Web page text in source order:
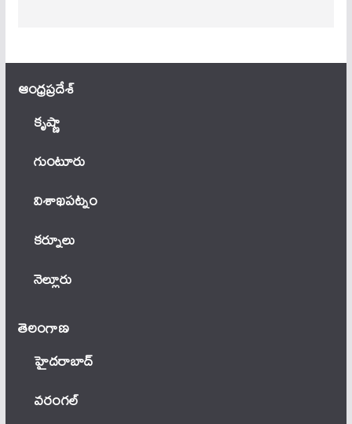
ఆంధ్ర‌ప్ర‌దేశ్
కృష్ణా
గుంటూరు
విశాఖపట్నం
కర్నూలు
నెల్లూరు
తెలంగాణ‌
హైదరాబాద్
వ‌రంగ‌ల్